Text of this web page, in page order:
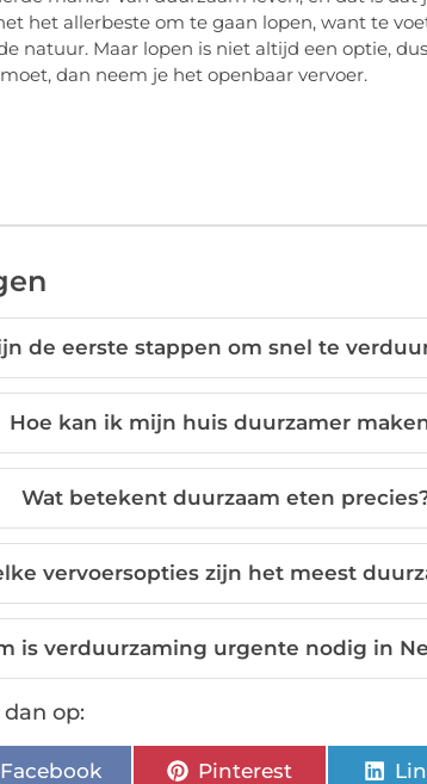
het allerbeste om te gaan lopen, want te
natuur. Maar lopen is niet altijd een optie,
dan neem je het openbaar vervoer.
de eerste stappen om snel te
Hoe kan ik mijn huis duurzamer
Wat betekent duurzaam eten
vervoersopties zijn het meest
is verduurzaming urgente nodig in
op:
Facebook Pinterest